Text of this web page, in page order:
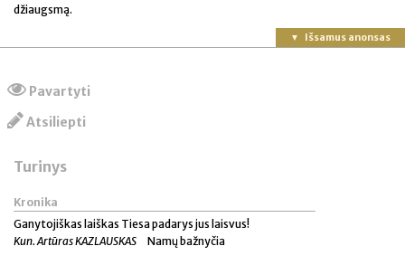
džiaugsmą.
Išsamus anonsas
Pavartyti
Atsiliepti
Turinys
Kronika
Ganytojiškas laiškas Tiesa padarys jus laisvus!
Kun. Artūras KAZLAUSKAS
Namų bažnyčia